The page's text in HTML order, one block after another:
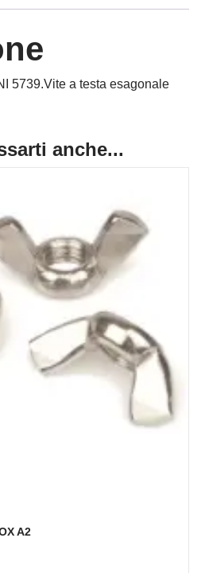
5739.Vite a testa esagonale
anche...
A2